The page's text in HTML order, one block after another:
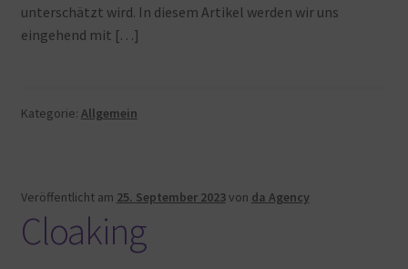
unterschätzt wird. In diesem Artikel werden wir uns
eingehend mit […]
Kategorie: Allgemein
Veröffentlicht am 25. September 2023von da Agency
Cloaking